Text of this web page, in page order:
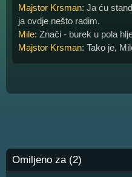
Majstor Krsman: Ja ću
ja ovdje nešto radim.
Mile: Znači - burek u pola
Majstor Krsman: Tako je,
Omiljeno za (2)